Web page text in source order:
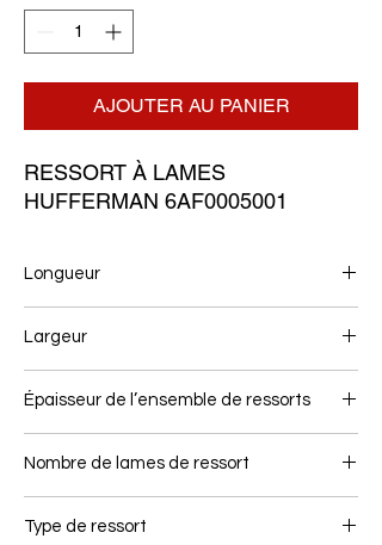
AJOUTER AU PANIER
RESSORT À LAMES
HUFFERMAN 6AF0005001
Longueur
Largeur
Épaisseur de l’ensemble de ressorts
Nombre de lames de ressort
Type de ressort